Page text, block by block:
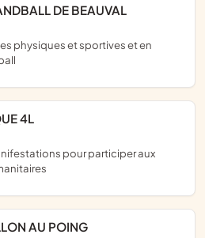
DE BEAUVAL
4L
AU POING